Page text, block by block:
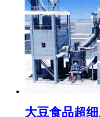
大豆食品超